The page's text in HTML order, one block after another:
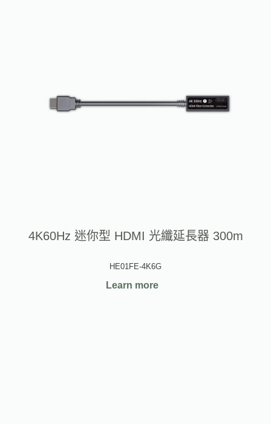
4K60Hz 迷你型 HDMI 光纖延長器 300m
HE01FE-4K6G
Learn more